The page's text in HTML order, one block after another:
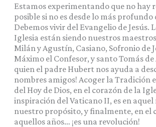
Estamos experimentando que no hay
posible si no es desde lo más profundo
Debemos vivir del Evangelio de Jesús.
Iglesia están siendo nuestros
Milán y Agustín, Casiano, Sofronio de
Máximo el Confesor, y santo Tomás de
quien el padre Hubert nos ayuda a
nombres amigos! Acoger la Tradición
del Hoy de Dios, en el corazón de la
inspiración del Vaticano II, es en
nuestro propósito, y finalmente, en el
aquellos años… ¡es una revolución!